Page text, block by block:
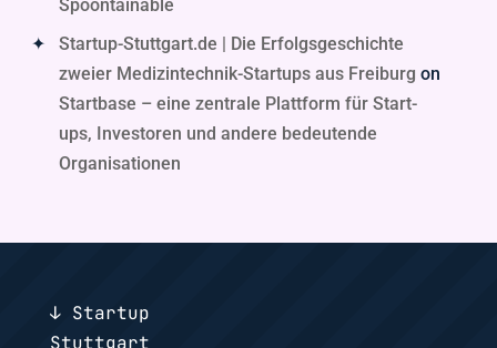
Spoontainable
Startup-Stuttgart.de | Die Erfolgsgeschichte
zweier Medizintechnik-Startups aus Freiburg on
Startbase – eine zentrale Plattform für Start-
ups, Investoren und andere bedeutende
Organisationen
↓ Startup
Stuttgart